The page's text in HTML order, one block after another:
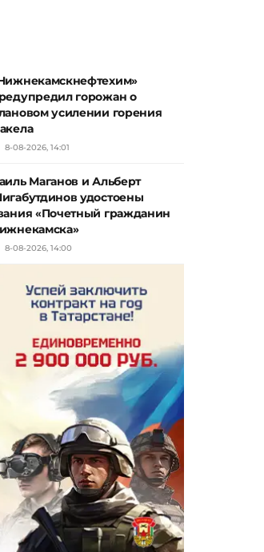
горожан о
усилении горения
8-08-2026, 14:01
Маганов и Альберт
удостоены
«Почетный гражданин
8-08-2026, 14:00